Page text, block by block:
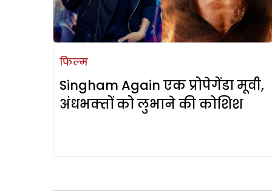
फिल्म
Singham Again एक प्रोपेगेंडा मूवी,
अंधभक्‍तों को लुभाने की कोशिश